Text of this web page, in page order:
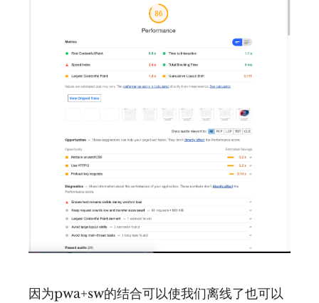
因为pwa+sw的结合可以使我们离线了也可以